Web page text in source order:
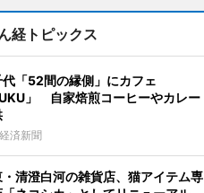
経トピックス
代「52間の縁側」にカフェ
」 自家焙煎コーヒーやカレー
済新聞
清澄白河の雑貨店、猫アイテム専